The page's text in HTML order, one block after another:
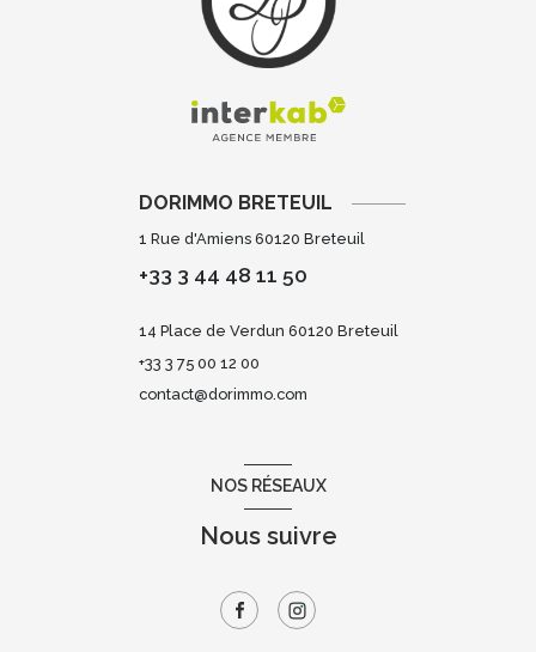
DORIMMO BRETEUIL
1 Rue d'Amiens 60120 Breteuil
+33 3 44 48 11 50
14 Place de Verdun 60120 Breteuil
+33 3 75 00 12 00
contact@dorimmo.com
NOS RÉSEAUX
Nous suivre